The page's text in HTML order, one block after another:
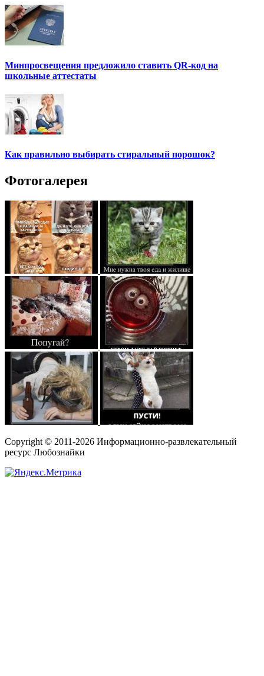
Минпросвещения предложило ставить QR-код на
школьные аттестаты
Как правильно выбирать стиральный порошок?
Фотогалерея
Copyright © 2011-2026 Информационно-развлекательный
ресурс Любознайки